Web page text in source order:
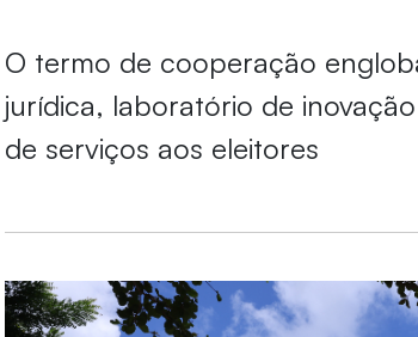
O termo de cooperação
jurídica, laboratório de
de serviços aos eleitores